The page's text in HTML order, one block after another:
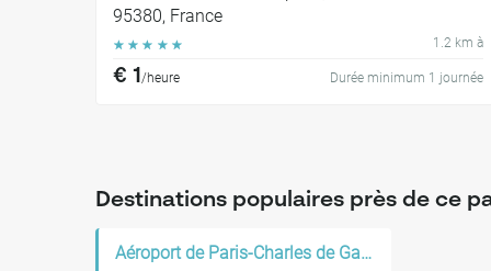
95380, France
☆ ☆ ☆ ☆ ☆ 1.2 km à
€ 1/heure Durée minimum 1 journée
Destinations populaires près de ce
Aéroport de Paris-Charles de Gaulle